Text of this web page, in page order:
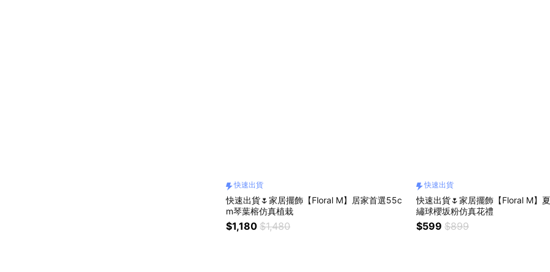
快速出貨
快速出貨🌷家居擺飾【Floral M】居家首選55c
m琴葉榕仿真植栽
$1,180 $1,480
快速出貨
快速出貨🌷家居擺飾【Floral M】
繡球櫻坂粉仿真花禮
$599 $899